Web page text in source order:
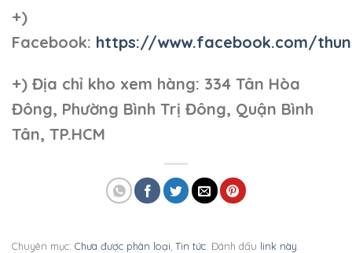
+)
Facebook: https://www.facebook.com/
+) Địa chỉ kho xem hàng: 334 Tân Hòa
Đông, Phường Bình Trị Đông, Quận Bình
Tân, TP.HCM
Chuyên mục: Chưa được phân loại Tin tức . Đánh dấu link này